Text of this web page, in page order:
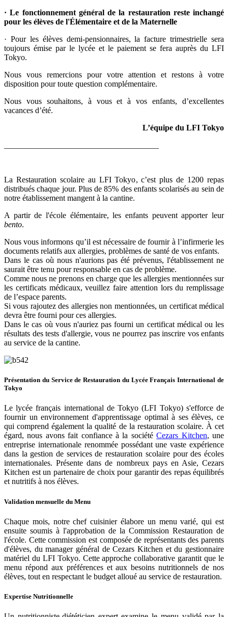
· Le fonctionnement général de la restauration reste inchangé
pour les élèves de l'Élémentaire et de la Maternelle
· Pour les élèves demi-pensionnaires, la facture trimestrielle sera
toujours émise par le lycée et le paiement se fera auprès du LFI
Tokyo.
Nous vous remercions pour votre attention et restons à votre
disposition pour toute question complémentaire.
Nous vous souhaitons, à vous et à vos enfants, d’excellentes
vacances d’été.
L’équipe du LFI Tokyo
La Restauration scolaire au LFI Tokyo, c’est plus de 1200 repas
distribués chaque jour. Plus de 85% des enfants scolarisés au sein de
notre établissement mangent à la cantine.
A partir de l'école élémentaire, les enfants peuvent apporter leur
bento.
Nous vous informons qu’il est nécessaire de fournir à l’infirmerie les
documents relatifs aux allergies, problèmes de santé de vos enfants.
Dans le cas où nous n'aurions pas été prévenus, l'établissement ne
saurait être tenu pour responsable en cas de problème.
Comme nous ne prenons en charge que les allergies mentionnées sur
les certificats médicaux, veuillez faire attention lors du remplissage
de l’espace parents.
Si vous rajoutez des allergies non mentionnées, un certificat médical
devra être fourni pour ces allergies.
Dans le cas où vous n'auriez pas fourni un certificat médical ou les
résultats des tests d'allergie, vous ne pourrez pas inscrire vos enfants
au service de la cantine.
Présentation du Service de Restauration du Lycée Français International de
Tokyo
Le lycée français international de Tokyo (LFI Tokyo) s'efforce de
fournir un environnement d'apprentissage optimal à ses élèves, ce
qui comprend également la qualité de la restauration scolaire. À cet
égard, nous avons fait confiance à la sociétéCezars Kitchen, une
entreprise internationale renommée possédant une vaste expérience
dans la gestion de services de restauration scolaire pour des écoles
internationales. Présente dans de nombreux pays en Asie, Cezars
Kitchen est un partenaire de choix pour garantir des repas équilibrés
et nutritifs à nos élèves.
Validation mensuelle du Menu
Chaque mois, notre chef cuisinier élabore un menu varié, qui est
ensuite soumis à l'approbation de la Commission Restauration de
l'école. Cette commission est composée de représentants des parents
d'élèves, du manager général de Cezars Kitchen et du gestionnaire
matériel du LFI Tokyo. Cette approche collaborative garantit que le
menu répond aux préférences et aux besoins nutritionnels de nos
élèves, tout en respectant le budget alloué au service de restauration.
Expertise Nutritionnelle